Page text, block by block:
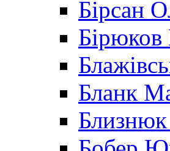
Бірсан
Бланк
Близнюк